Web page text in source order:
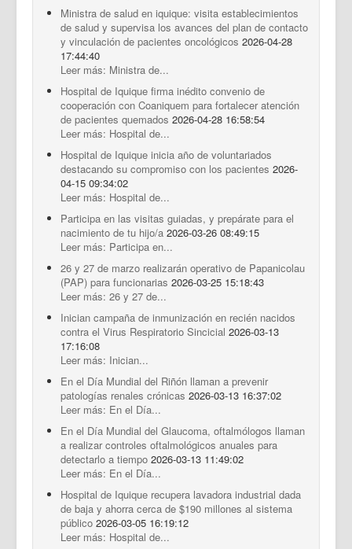
Ministra de salud en iquique: visita establecimientos
de salud y supervisa los avances del plan de contacto
y vinculación de pacientes oncológicos 2026-04-28
17:44:40
Leer más: Ministra de...
Hospital de Iquique firma inédito convenio de
cooperación con Coaniquem para fortalecer atención
de pacientes quemados 2026-04-28 16:58:54
Leer más: Hospital de...
Hospital de Iquique inicia año de voluntariados
destacando su compromiso con los pacientes 2026-
04-15 09:34:02
Leer más: Hospital de...
Participa en las visitas guiadas, y prepárate para el
nacimiento de tu hijo/a 2026-03-26 08:49:15
Leer más: Participa en...
26 y 27 de marzo realizarán operativo de Papanicolau
(PAP) para funcionarias 2026-03-25 15:18:43
Leer más: 26 y 27 de...
Inician campaña de inmunización en recién nacidos
contra el Virus Respiratorio Sincicial 2026-03-13
17:16:08
Leer más: Inician...
En el Día Mundial del Riñón llaman a prevenir
patologías renales crónicas 2026-03-13 16:37:02
Leer más: En el Día...
En el Día Mundial del Glaucoma, oftalmólogos llaman
a realizar controles oftalmológicos anuales para
detectarlo a tiempo 2026-03-13 11:49:02
Leer más: En el Día...
Hospital de Iquique recupera lavadora industrial dada
de baja y ahorra cerca de $190 millones al sistema
público 2026-03-05 16:19:12
Leer más: Hospital de...